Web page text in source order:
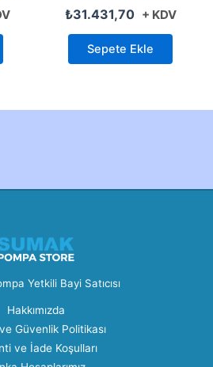
₺31.431,70 + KDV
Sepete Ekle
Yetkili Bayi Satıcısı
Hakkımızda
Güvenlik Politikası
ve İade Koşulları